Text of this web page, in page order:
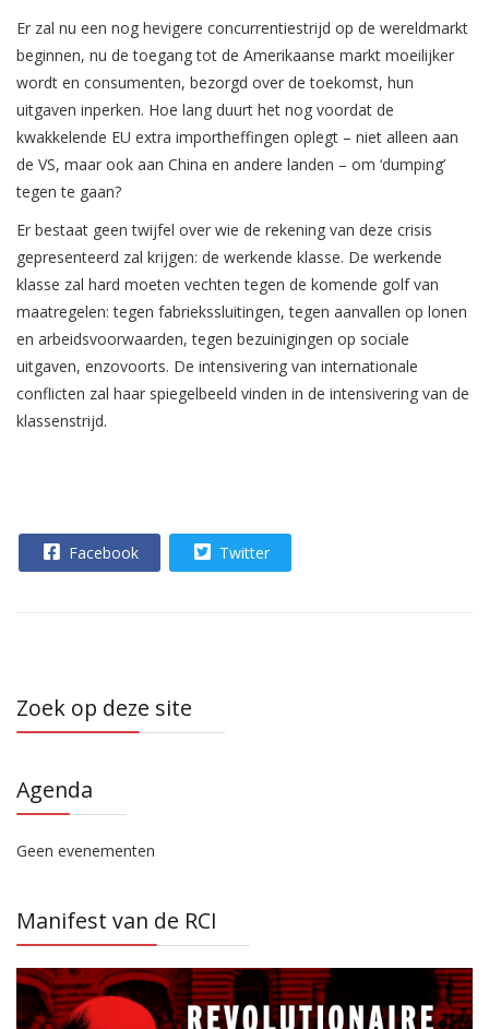
Er zal nu een nog hevigere concurrentiestrijd op de wereldmarkt
beginnen, nu de toegang tot de Amerikaanse markt moeilijker
wordt en consumenten, bezorgd over de toekomst, hun
uitgaven inperken. Hoe lang duurt het nog voordat de
kwakkelende EU extra importheffingen oplegt – niet alleen aan
de VS, maar ook aan China en andere landen – om ‘dumping’
tegen te gaan?
Er bestaat geen twijfel over wie de rekening van deze crisis
gepresenteerd zal krijgen: de werkende klasse. De werkende
klasse zal hard moeten vechten tegen de komende golf van
maatregelen: tegen fabriekssluitingen, tegen aanvallen op lonen
en arbeidsvoorwaarden, tegen bezuinigingen op sociale
uitgaven, enzovoorts. De intensivering van internationale
conflicten zal haar spiegelbeeld vinden in de intensivering van de
klassenstrijd.
Facebook Twitter
Zoek op deze site
Agenda
Geen evenementen
Manifest van de RCI